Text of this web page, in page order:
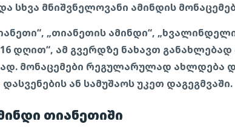
სხვა მნიშვნელოვანი ამინდის
„თიანეთის ამინდი“,
დღით“, ამ გვერდზე ნახავთ
მონაცემები რეგულარულად ახლდება
ან სამუშაოს უკეთ დაგეგმვაში.
თიანეთიში